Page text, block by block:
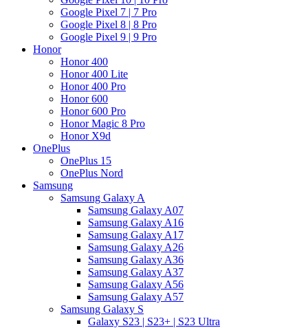
Google Pixel 7 | 7 Pro
Google Pixel 8 | 8 Pro
Google Pixel 9 | 9 Pro
Honor
Honor 400
Honor 400 Lite
Honor 400 Pro
Honor 600
Honor 600 Pro
Honor Magic 8 Pro
Honor X9d
OnePlus
OnePlus 15
OnePlus Nord
Samsung
Samsung Galaxy A
Samsung Galaxy A07
Samsung Galaxy A16
Samsung Galaxy A17
Samsung Galaxy A26
Samsung Galaxy A36
Samsung Galaxy A37
Samsung Galaxy A56
Samsung Galaxy A57
Samsung Galaxy S
Galaxy S23 | S23+ | S23 Ultra